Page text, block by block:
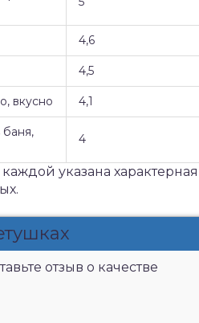
4,6
4,5
вкусно 4,1
баня,
4
указана характерная
отзыв о качестве